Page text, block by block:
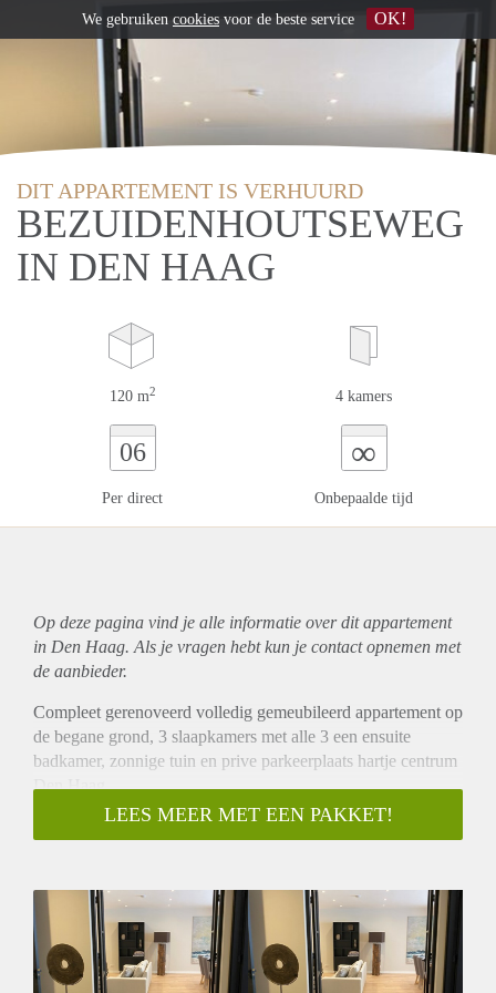
DIT APPARTEMENT IS VERHUURD
BEZUIDENHOUTSEWEG
IN DEN HAAG
120 m2 4 kamers
06
Per direct
∞
Onbepaalde tijd
Op deze pagina vind je alle informatie over ditappartement
in Den Haag. Als je vragen hebt kun je contact opnemen met
de aanbieder.
Compleet gerenoveerd volledig gemeubileerd appartement op
de begane grond, 3 slaapkamers met alle 3 een ensuite
badkamer, zonnige tuin en prive parkeerplaats hartje centrum
Den Haag.
INDELING:
Gemeenschappelijk entree met bellenplateau. Hal naar
toilet, wasruimte, slaapkamer aan de achter zijde en de zeer
ruime woonkamer met openslaande deuren naar de zonnige
tuin met achterom. naar de berging. De woonkamer is
voorzien van open keuken met kookeiland met diverse luxe
LEES MEER MET EEN PAKKET!
We gebruiken cookies voor de beste service OK!